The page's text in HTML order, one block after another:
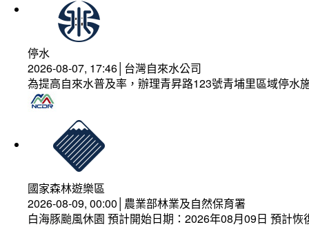
停水
2026-08-07, 17:46│台灣自來水公司
為提高自來水普及率，辦理青昇路123號青埔里區域停水
國家森林遊樂區
2026-08-09, 00:00│農業部林業及自然保育署
白海豚颱風休園 預計開始日期：2026年08月09日 預計